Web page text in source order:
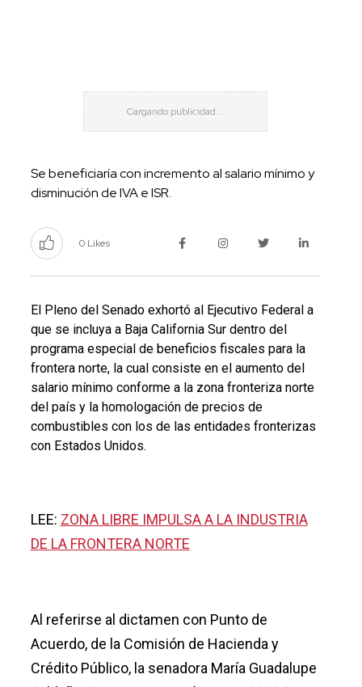
Se beneficiaría con incremento al salario mínimo y
disminución de IVA e ISR.
0 Likes
El Pleno del Senado exhortó al Ejecutivo Federal a
que se incluya a Baja California Sur dentro del
programa especial de beneficios fiscales para la
frontera norte, la cual consiste en el aumento del
salario mínimo conforme a la zona fronteriza norte
del país y la homologación de precios de
combustibles con los de las entidades fronterizas
con Estados Unidos.
LEE: ZONA LIBRE IMPULSA A LA INDUSTRIA
DE LA FRONTERA NORTE
Al referirse al dictamen con Punto de
Acuerdo, de la Comisión de Hacienda y
Crédito Público, la senadora María Guadalupe